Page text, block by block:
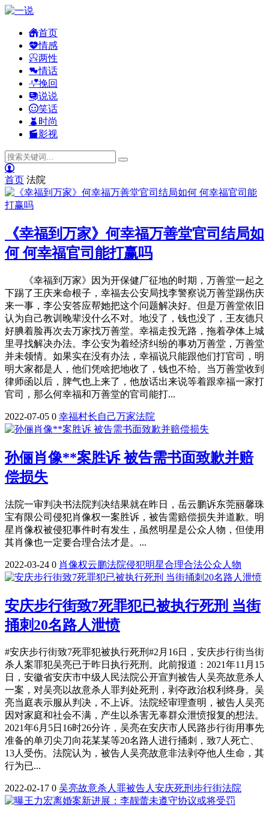
首页
情感
两性
情话
挽回
说说
笑话
时尚
影视
首页 法院
《幸福到万家》何幸福万善堂官司结局如
何 何幸福官司能打赢吗
《幸福到万家》因为开保健厂征地的时期，万善堂一起之
下踢了王庆来命根子，幸福去公安局找李警察说万善堂踢伤庆
来一事，李公安答应帮她把这个问题解决好。但是万善堂依旧
认为自己教训晚辈没什么不对。地没了，钱也没了，王友德只
好腆着脸再次去万家找万善堂。幸福走投无路，拖着孕体上城
里寻找解决办法。李公安为着经济纠纷的事劝万善堂，万善堂
并未领情。如果实在没有办法，幸福说只能跟他们打官司，明
明大家都是人，他们凭啥把地收了，钱也不给。当万善堂收到
律师函以后，脾气也上来了，他放话出来说等着跟幸福一家打
官司，那么何幸福和万善堂的官司能打...
2022-07-05 0 幸福村长自己万家法院
孙俪肖像**案胜诉 被告需书面致歉并赔
偿损失
法院一审判决书法院判决结果就在昨日，岳云鹏诉东莞丽馨珠
宝有限公司侵犯肖像权一案胜诉，被告需赔偿损失并道歉。明
星肖像权被侵犯事件时有发生，虽然明星是公众人物，但使用
其肖像也一定要合理合法才是。...
2022-03-24 0 肖像权云鹏法院侵犯明星合理合法公众人物
安庆步行街致7死罪犯已被执行死刑 当街
捅刺20名路人泄愤
#安庆步行街致7死罪犯被执行死刑#2月16日，安庆步行街当街
杀人案罪犯吴亮已于昨日执行死刑。此前报道：2021年11月15
日，安徽省安庆市中级人民法院公开宣判被告人吴亮故意杀人
一案，对吴亮以故意杀人罪判处死刑，剥夺政治权利终身。吴
亮当庭表示服从判决，不上诉。法院经审理查明，被告人吴亮
因对家庭和社会不满，产生以杀害无辜群众泄愤报复的想法。
2021年6月5日16时26分许，吴亮在安庆市人民路步行街用事先
准备的单刃尖刀向花某某等20名路人进行捅刺，致7人死亡、
13人受伤。法院认为，被告人吴亮故意非法剥夺他人生命，其
行为已...
2022-02-17 0 吴亮故意杀人罪被告人安庆死刑 步行街法院